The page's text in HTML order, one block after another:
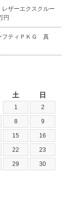
ザーエクスクルー
円
フティＰＫＧ 真
土 日
1 2
8 9
15 16
22 23
29 30